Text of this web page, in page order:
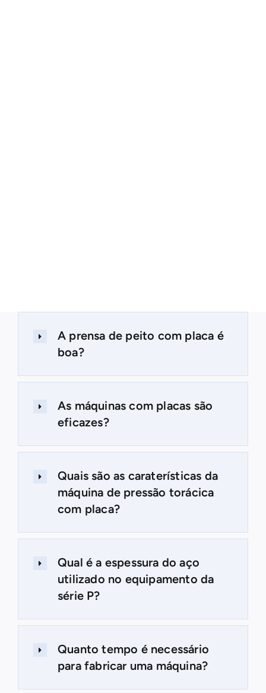
A prensa de peito com placa é
boa?
As máquinas com placas são
eficazes?
Quais são as caraterísticas da
máquina de pressão torácica
com placa?
Qual é a espessura do aço
utilizado no equipamento da
série P?
Quanto tempo é necessário
para fabricar uma máquina?